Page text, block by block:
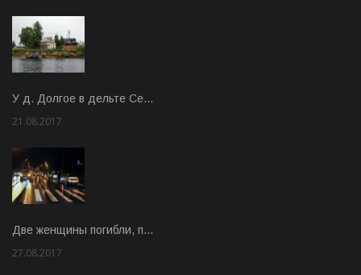
У д. Долгое в дельте Се…
21.08.2017
Две женщины погибли, п…
27.08.2017